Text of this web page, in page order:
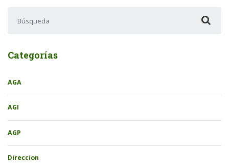
Categorías
AGA
AGI
AGP
Direccion